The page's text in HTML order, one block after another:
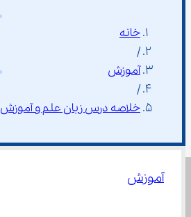
خانه
/
آموزش
/
خلاصه درس زبان علم و آموزش
آموزش